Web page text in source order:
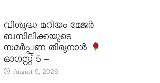
വിശുദ്ധ മറിയം മേജർ
ബസിലിക്കയുടെ
സമർപ്പണ തിരുനാൾ
ഓഗസ്റ്റ് 5 –
August 5, 2026